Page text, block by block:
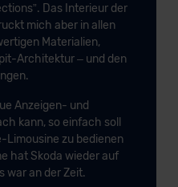
Das Interieur der
mich aber in allen
Materialien,
Architektur – und den
Anzeigen- und
kann, so einfach soll
Limousine zu bedienen
hat Skoda wieder auf
war an der Zeit.